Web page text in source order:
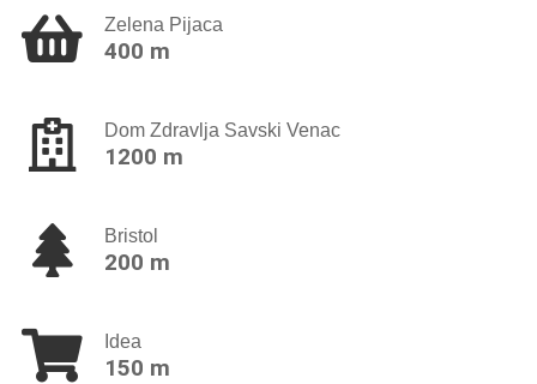
Zelena Pijaca
400 m
Dom Zdravlja Savski Venac
1200 m
Bristol
200 m
Idea
150 m